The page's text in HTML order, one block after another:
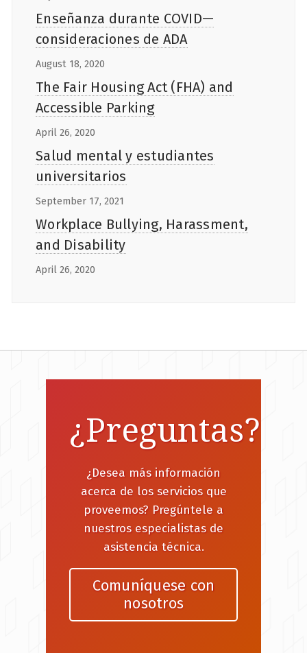
Enseñanza durante COVID—
consideraciones de ADA
August 18, 2020
The Fair Housing Act (FHA) and
Accessible Parking
April 26, 2020
Salud mental y estudiantes
universitarios
September 17, 2021
Workplace Bullying, Harassment,
and Disability
April 26, 2020
¿Preguntas?
¿Desea más información
acerca de los servicios que
proveemos? Pregúntele a
nuestros especialistas de
asistencia técnica.
Comuníquese con
nosotros